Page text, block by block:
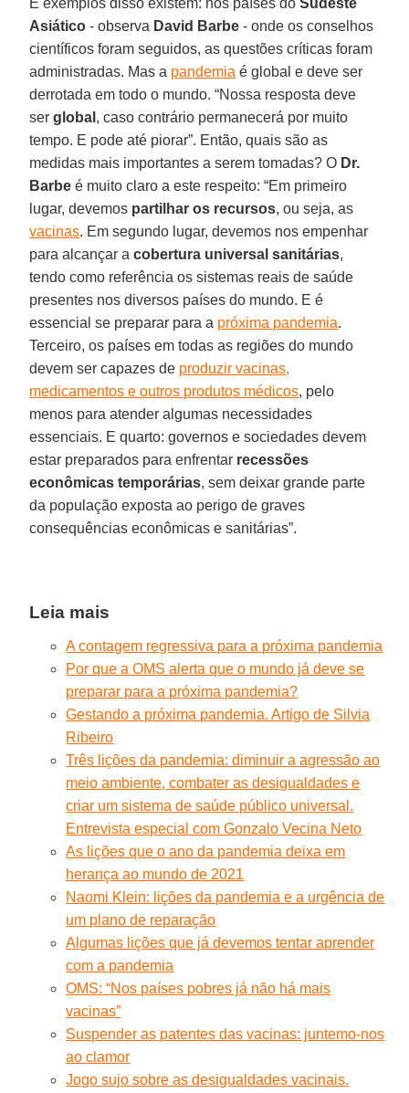
Asiático - observa David Barbe - onde os conselhos
científicos foram seguidos, as questões críticas foram
administradas. Mas a pandemia é global e deve ser
derrotada em todo o mundo. “Nossa resposta deve
serglobal , caso contrário permanecerá por muito
tempo. E pode até piorar”. Então, quais são as
medidas mais importantes a serem tomadas? O Dr.
Barbe é muito claro a este respeito: “Em primeiro
lugar, devemos partilhar os recursos, ou seja, as
vacinas. Em segundo lugar, devemos nos empenhar
para alcançar acobertura universal sanitárias,
tendo como referência os sistemas reais de saúde
presentes nos diversos países do mundo. E é
essencial se preparar para a próxima pandemia.
Terceiro, os países em todas as regiões do mundo
devem ser capazes de produzir vacinas,
medicamentos e outros produtos médicos, pelo
menos para atender algumas necessidades
essenciais. E quarto: governos e sociedades devem
estar preparados para enfrentar recessões
econômicas temporárias, sem deixar grande parte
da população exposta ao perigo de graves
consequências econômicas e sanitárias”.
Leia mais
A contagem regressiva para a próxima pandemia
Por que a OMS alerta que o mundo já deve se
preparar para a próxima pandemia?
Gestando a próxima pandemia. Artigo de Silvia
Ribeiro
Três lições da pandemia: diminuir a agressão ao
meio ambiente, combater as desigualdades e
criar um sistema de saúde público universal.
Entrevista especial com Gonzalo Vecina Neto
As lições que o ano da pandemia deixa em
herança ao mundo de 2021
Naomi Klein: lições da pandemia e a urgência de
um plano de reparação
Algumas lições que já devemos tentar aprender
com a pandemia
OMS: “Nos países pobres já não há mais
vacinas”
Suspender as patentes das vacinas: juntemo-nos
ao clamor
Jogo sujo sobre as desigualdades vacinais.